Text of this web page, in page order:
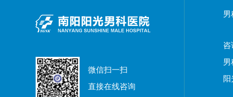
微信扫一扫
直接在线咨询
男
咨
男
阳